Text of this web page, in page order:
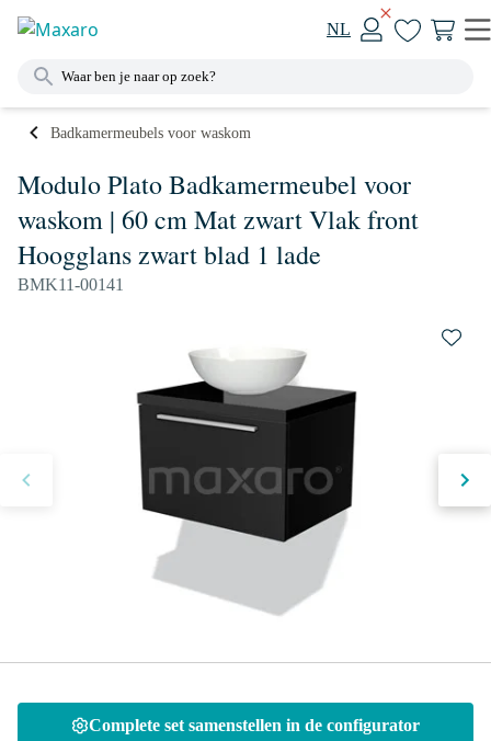
NL
Badkamermeubels voor waskom
Modulo Plato Badkamermeubel voor
waskom | 60 cm Mat zwart Vlak front
Hoogglans zwart blad 1 lade
BMK11-00141
Complete set samenstellen in de configurator